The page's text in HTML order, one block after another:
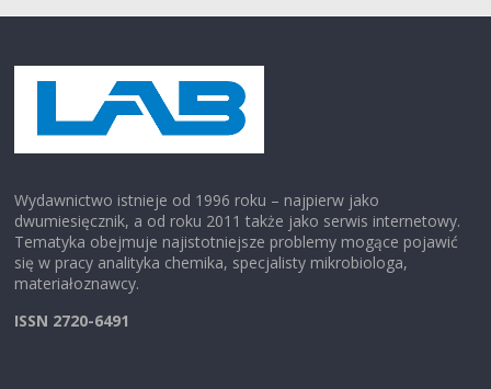
Wydawnictwo istnieje od 1996 roku – najpierw jako
dwumiesięcznik, a od roku 2011 także jako serwis internetowy.
Tematyka obejmuje najistotniejsze problemy mogące pojawić
się w pracy analityka chemika, specjalisty mikrobiologa,
materiałoznawcy.
ISSN 2720-6491